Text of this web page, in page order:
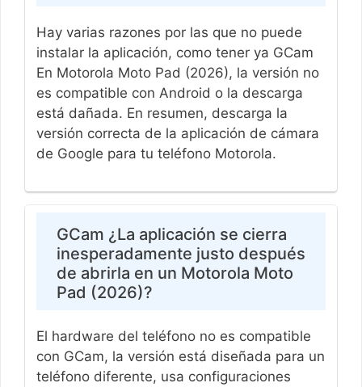
Hay varias razones por las que no puede
instalar la aplicación, como tener ya GCam
En Motorola Moto Pad (2026), la versión no
es compatible con Android o la descarga
está dañada. En resumen, descarga la
versión correcta de la aplicación de cámara
de Google para tu teléfono Motorola.
GCam ¿La aplicación se cierra
inesperadamente justo después
de abrirla en un Motorola Moto
Pad (2026)?
El hardware del teléfono no es compatible
con GCam, la versión está diseñada para un
teléfono diferente, usa configuraciones